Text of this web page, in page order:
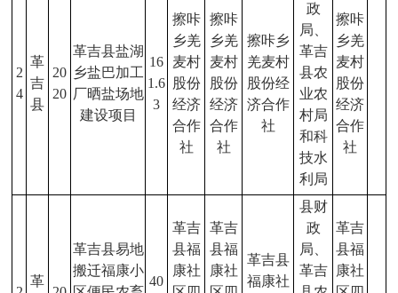
2
4
革
吉
县
20
20
革吉县盐湖
乡盐巴加工
厂晒盐场地
建设项目
16
1.6
3
擦咔
乡羌
麦村
股份
经济
合作
社
擦咔
乡羌
麦村
股份
经济
合作
社
擦咔乡
羌麦村
股份经
济合作
社
政
局、
革吉
县农
业农
村局
和科
技水
利局
擦咔
乡羌
麦村
股份
经济
合作
社
革
革吉县易地
搬迁福康小
40
革吉
县福
康社
革吉
县福
康社
革吉县
福康社
县财
政
局、
革吉
革吉
县福
康社